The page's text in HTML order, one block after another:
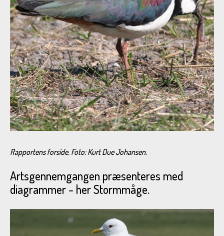
Rapportens forside. Foto: Kurt Due Johansen.
Artsgennemgangen præsenteres med
diagrammer - her Stormmåge.